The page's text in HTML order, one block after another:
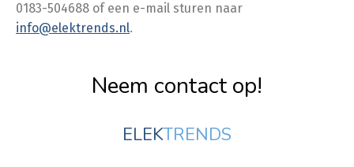
0183-504688 of een e-mail sturen naar
info@elektrends.nl.
Neem contact op!
ELEKTRENDS